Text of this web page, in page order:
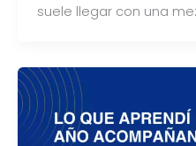
suele llegar con una